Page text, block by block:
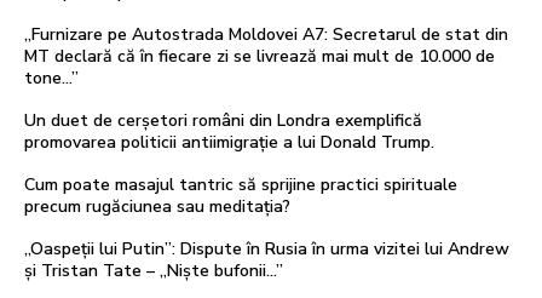
„Furnizare pe Autostrada Moldovei A7: Secretarul de stat din
MT declară că în fiecare zi se livrează mai mult de 10.000 de
tone…”
Un duet de cerșetori români din Londra exemplifică
promovarea politicii antiimigrație a lui Donald Trump.
Cum poate masajul tantric să sprijine practici spirituale
precum rugăciunea sau meditația?
„Oaspeții lui Putin”: Dispute în Rusia în urma vizitei lui Andrew
și Tristan Tate – „Niște bufonii…”